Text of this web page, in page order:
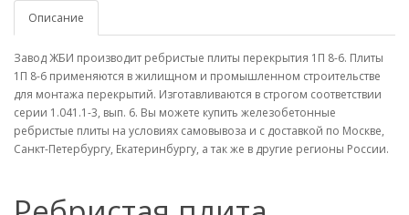
Описание
Завод ЖБИ производит ребристые плиты перекрытия 1П 8-6. Плиты
1П 8-6 применяются в жилищном и промышленном строительстве
для монтажа перекрытий. Изготавливаются в строгом соответствии
серии 1.041.1-3, вып. 6. Вы можете купить железобетонные
ребристые плиты на условиях самовывоза и с доставкой по Москве,
Санкт-Петербургу, Екатеринбургу, а так же в другие регионы России.